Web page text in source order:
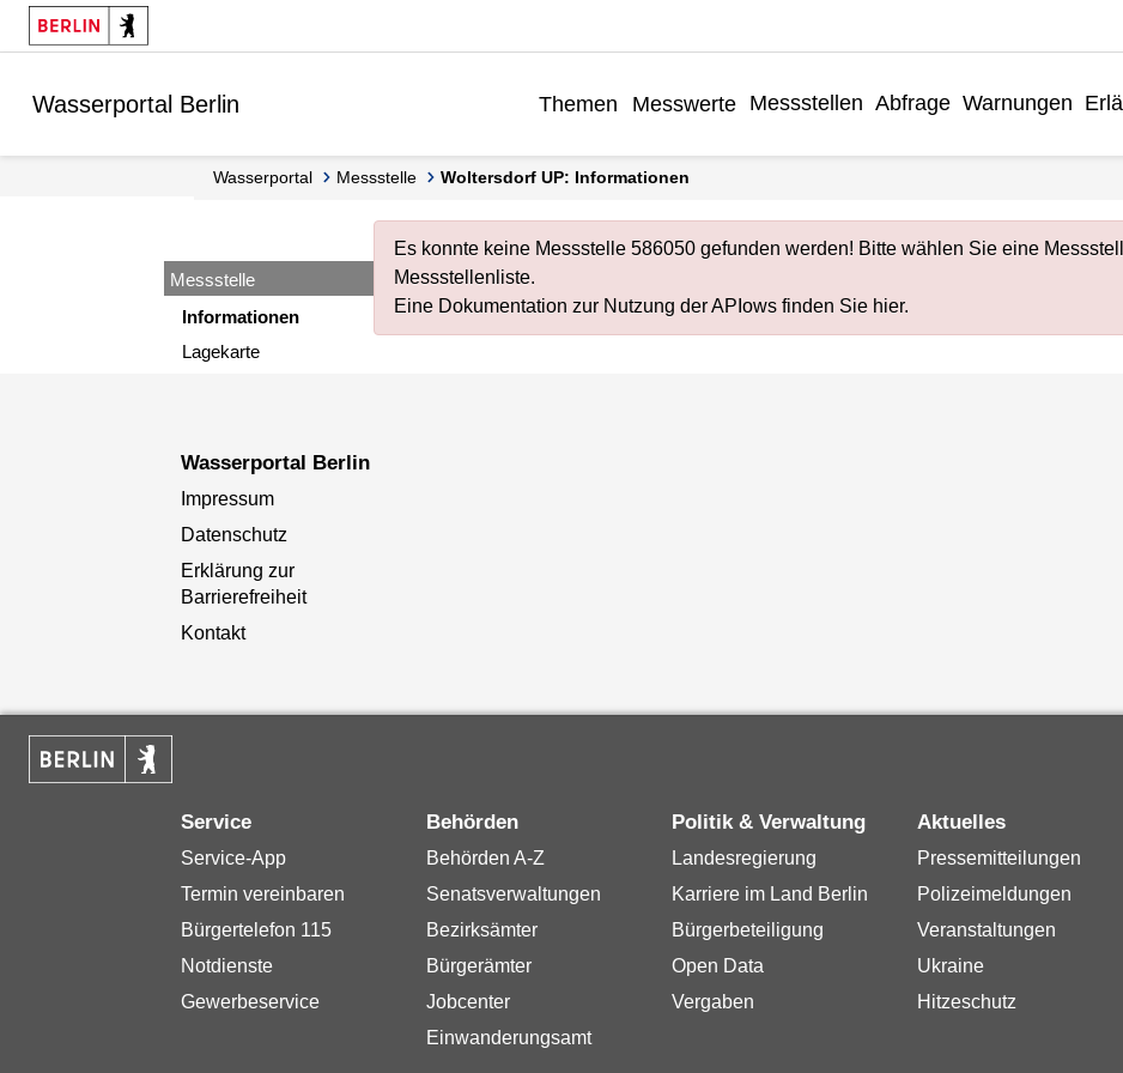
Springe zur Navigation
Springe zum Inhalt
Wasserportal Berlin Themen Messwerte Messstellen Abfrage Warnungen
Wasserportal Messstelle Woltersdorf UP: Informationen
Messstelle
Informationen
Lagekarte
Es konnte keine Messstelle 586050 gefunden werden! Bitte wählen Sie eine
Messstellenliste.
Eine Dokumentation zur Nutzung der APIows finden Sie hier.
Wasserportal Berlin
Impressum
Datenschutz
Erklärung zur
Barrierefreiheit
Kontakt
Service
Service-App
Termin vereinbaren
Bürgertelefon 115
Notdienste
Gewerbeservice
Behörden
Behörden A-Z
Senatsverwaltungen
Bezirksämter
Bürgerämter
Jobcenter
Einwanderungsamt
Politik & Verwaltung
Landesregierung
Karriere im Land Berlin
Bürgerbeteiligung
Open Data
Vergaben
Aktuelles
Pressemitteilungen
Polizeimeldungen
Veranstaltungen
Ukraine
Hitzeschutz